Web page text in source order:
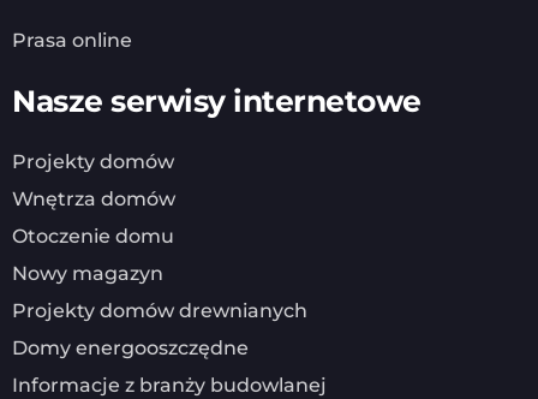
Prasa online
Nasze serwisy internetowe
Projekty domów
Wnętrza domów
Otoczenie domu
Nowy magazyn
Projekty domów drewnianych
Domy energooszczędne
Informacje z branży budowlanej